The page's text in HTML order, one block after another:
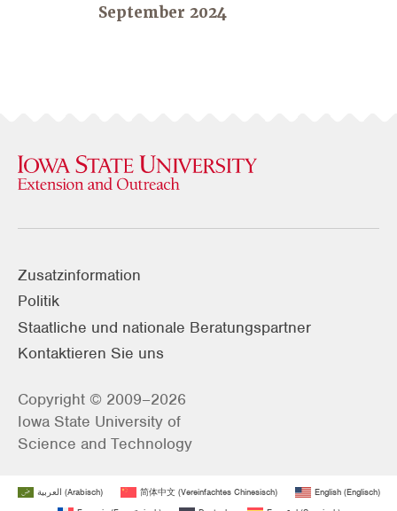
September 2024
Zusatzinformation
Politik
Staatliche und nationale Beratungspartner
Kontaktieren Sie uns
Copyright © 2009–2026
Iowa State University of
Science and Technology
العربية (Arabisch) 简体中文(Vereinfachtes Chinesisch) English(Englisch)